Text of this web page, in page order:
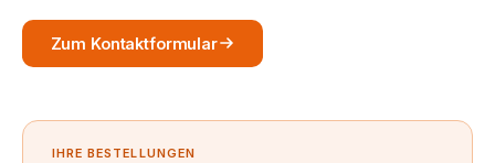
Zum Kontaktformular
IHRE BESTELLUNGEN